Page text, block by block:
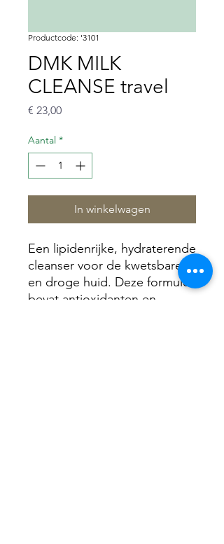
Productcode: '3101
DMK MILK
CLEANSE travel
€ 23,00Prijs
Aantal *
In winkelwagen
Een lipidenrijke, hydraterende
cleanser voor de kwetsbare
en droge huid. Deze formule
bevat antioxidanten en